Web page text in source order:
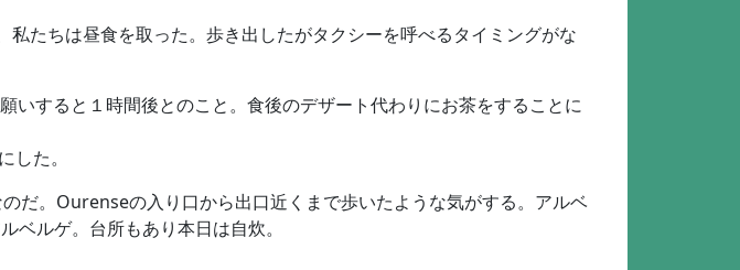
たちは昼食を取った。歩き出したがタクシーを呼べるタイミングがな
すると１時間後とのこと。食後のデザート代わりにお茶をすることに
た。
だ。Ourenseの入り口から出口近くまで歩いたような気がする。アルベ
ベルゲ。台所もあり本日は自炊。